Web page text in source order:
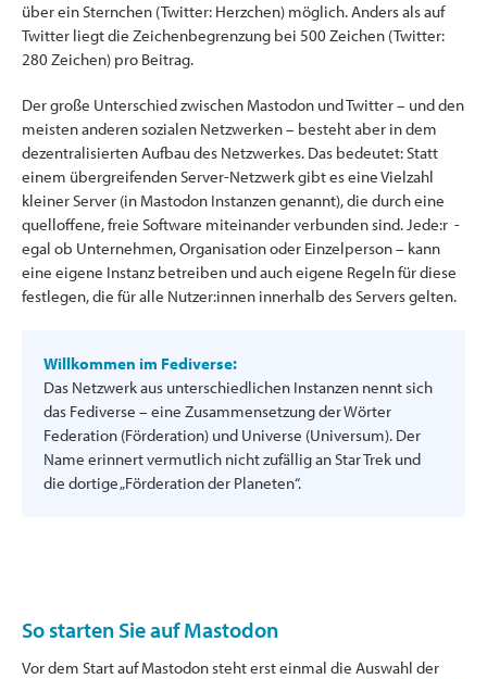
über ein Sternchen (Twitter: Herzchen) möglich. Anders als auf
Twitter liegt die Zeichenbegrenzung bei 500 Zeichen (Twitter:
280 Zeichen) pro Beitrag.
Der große Unterschied zwischen Mastodon und Twitter – und den
meisten anderen sozialen Netzwerken – besteht aber in dem
dezentralisierten Aufbau des Netzwerkes. Das bedeutet: Statt
einem übergreifenden Server-Netzwerk gibt es eine Vielzahl
kleiner Server (in Mastodon Instanzen genannt), die durch eine
quelloffene, freie Software miteinander verbunden sind. Jede:r -
egal ob Unternehmen, Organisation oder Einzelperson – kann
eine eigene Instanz betreiben und auch eigene Regeln für diese
festlegen, die für alle Nutzer:innen innerhalb des Servers gelten.
Willkommen im Fediverse:
Das Netzwerk aus unterschiedlichen Instanzen nennt sich
das Fediverse – eine Zusammensetzung der Wörter
Federation (Förderation) und Universe (Universum). Der
Name erinnert vermutlich nicht zufällig an Star Trek und
die dortige „Förderation der Planeten“.
So starten Sie auf Mastodon
Vor dem Start auf Mastodon steht erst einmal die Auswahl der